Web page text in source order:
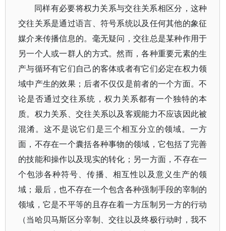
同样有必要将权力关系与交往关系相区分，这种
交往关系是通过语言、符号系统以及任何其他的象征
媒介来传播信息的。毫无疑问，交往总是某种作用于
另一个人或一群人的方式。然而，各种重要元素的生
产与循环有它们自己的客体或者有它们必定在权力领
域中产生的效果；后者不仅仅是前者的一个方面。不
论是否通过交往系统，权力关系都有一个独特的本
质。权力关系、交往关系以及客观能力不应该因此被
混淆。这不是说它们是三个相互分立的领域。一方
面，不存在一个囊括各种事物的领域，它包括了完善
的技能和操作以及现实的转化；另一方面，不存在一
个包涉各种符号、传播、相互性以及意义生产的领
域；最后，也不存在一个包含各种强制手段的宰制的
领域，它是不平等的且存在着一方压制另一方的行动
（当哈贝马斯区分宰制、交往以及终极行动时，我不